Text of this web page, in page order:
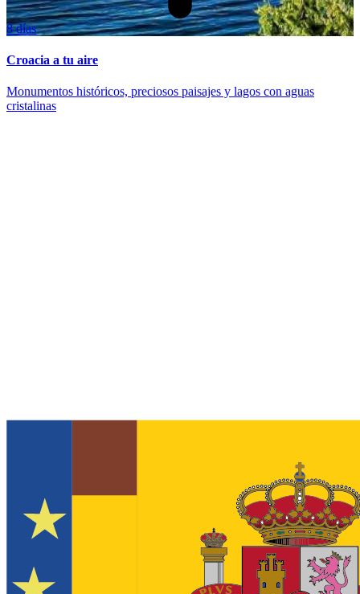
8 días
Croacia a tu aire
Monumentos históricos, preciosos paisajes y lagos con aguas
cristalinas